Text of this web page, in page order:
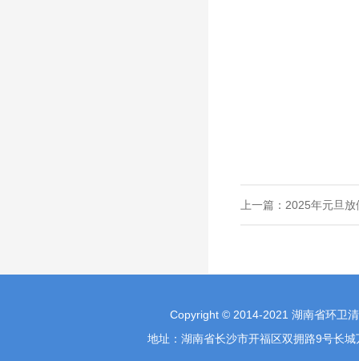
上一篇： 2025年元旦放
Copyright © 2014-2021 湖南省环
地址：湖南省长沙市开福区双拥路9号